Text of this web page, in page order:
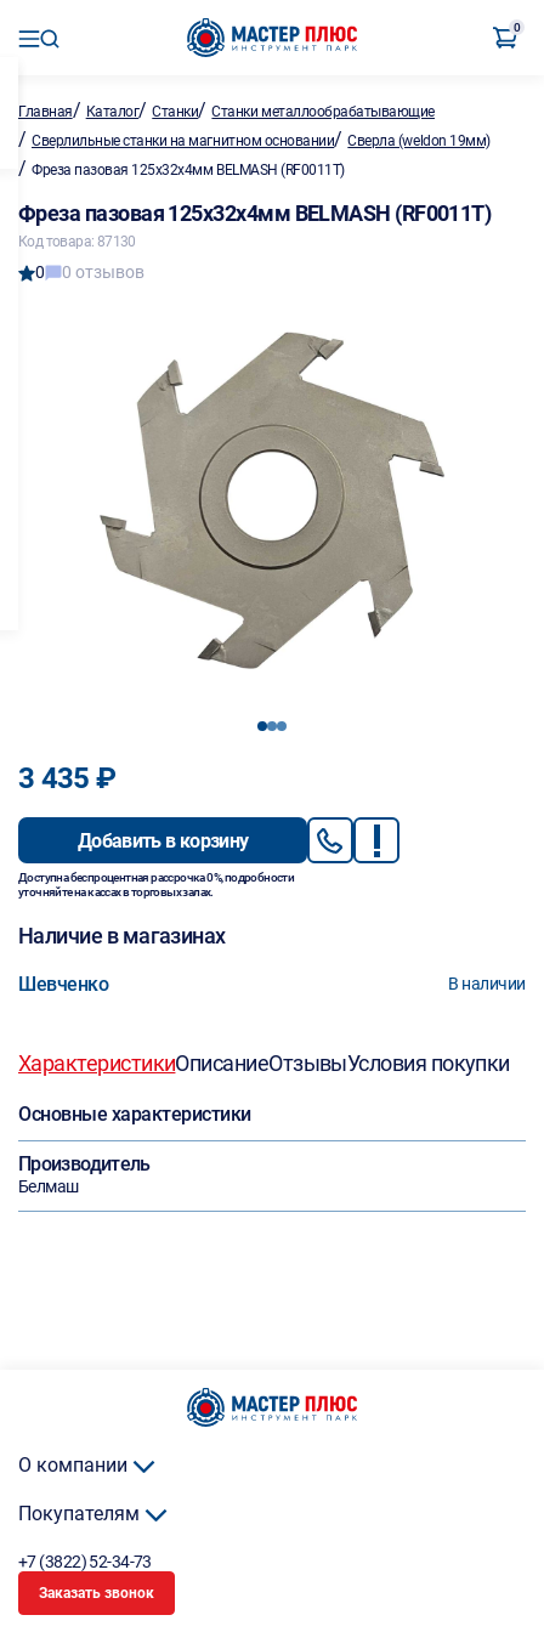
0
Главная/ Каталог/Станки/Станки металлообрабатывающие
/ Сверлильные станки на магнитном основании/Сверла (weldon 19мм)
/ Фреза пазовая 125х32х4мм BELMASH (RF0011T)
Фреза пазовая 125х32х4мм BELMASH (RF0011T)
Код товара: 87130
0 0 отзывов
123
3 435 ₽
Добавить в корзину
Доступна беспроцентная рассрочка 0%, подробности
уточняйте на кассах в торговых залах.
Наличие в магазинах
Шевченко В наличии
ХарактеристикиОписаниеОтзывыУсловия покупки
Основные характеристики
Производитель
Белмаш
О компании
Покупателям
+7 (3822) 52-34-73
Заказать звонок